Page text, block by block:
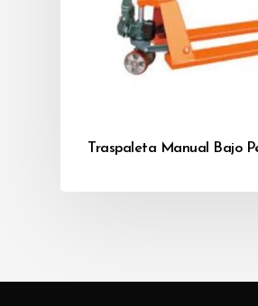
Traspaleta Manual Bajo